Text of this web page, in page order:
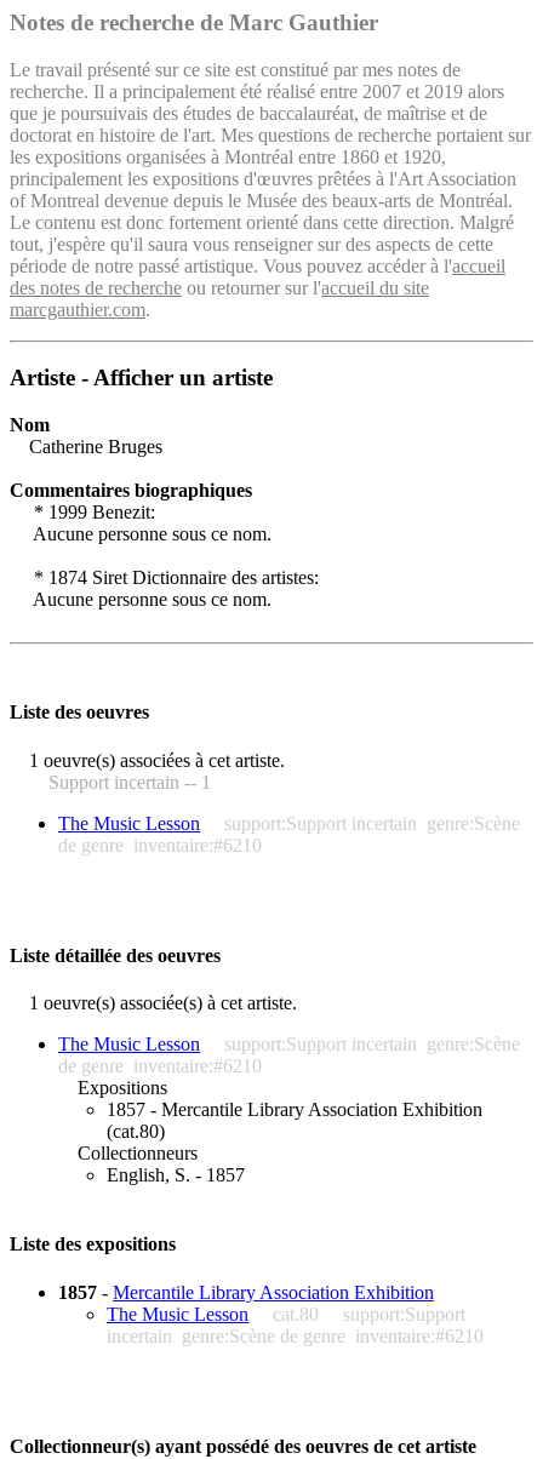
Notes de recherche de Marc Gauthier
Le travail présenté sur ce site est constitué par mes notes de
recherche. Il a principalement été réalisé entre 2007 et 2019 alors
que je poursuivais des études de baccalauréat, de maîtrise et de
doctorat en histoire de l'art. Mes questions de recherche portaient sur
les expositions organisées à Montréal entre 1860 et 1920,
principalement les expositions d'œuvres prêtées à l'Art Association
of Montreal devenue depuis le Musée des beaux-arts de Montréal.
Le contenu est donc fortement orienté dans cette direction. Malgré
tout, j'espère qu'il saura vous renseigner sur des aspects de cette
période de notre passé artistique. Vous pouvez accéder à l'accueil
des notes de recherche ou retourner sur l'accueil du site
marcgauthier.com.
Artiste - Afficher un artiste
Nom
Catherine Bruges
Commentaires biographiques
* 1999 Benezit:
Aucune personne sous ce nom.
* 1874 Siret Dictionnaire des artistes:
Aucune personne sous ce nom.
Liste des oeuvres
1 oeuvre(s) associées à cet artiste.
Support incertain -- 1
The Music Lesson
support:Support incertain genre:Scène
de genre inventaire:#6210
Liste détaillée des oeuvres
1 oeuvre(s) associée(s) à cet artiste.
The Music Lesson
support:Support incertain genre:Scène
de genre inventaire:#6210
Expositions
1857 - Mercantile Library Association Exhibition
(cat.80)
Collectionneurs
English, S. - 1857
Liste des expositions
1857 - Mercantile Library Association Exhibition
The Music Lesson
cat.80
support:Support
incertain genre:Scène de genre inventaire:#6210
Collectionneur(s) ayant possédé des oeuvres de cet artiste